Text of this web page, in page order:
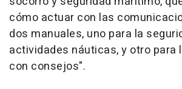
cómo actuar con las
dos manuales, uno para la
actividades náuticas, y otro para
con consejos".